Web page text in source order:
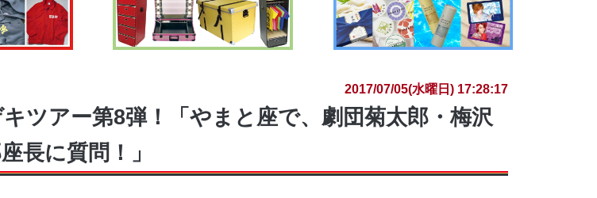
2017/07/05(水曜日) 17:28:17
ツアー第8弾！「やまと座で、劇団菊太郎・梅沢
長に質問！」